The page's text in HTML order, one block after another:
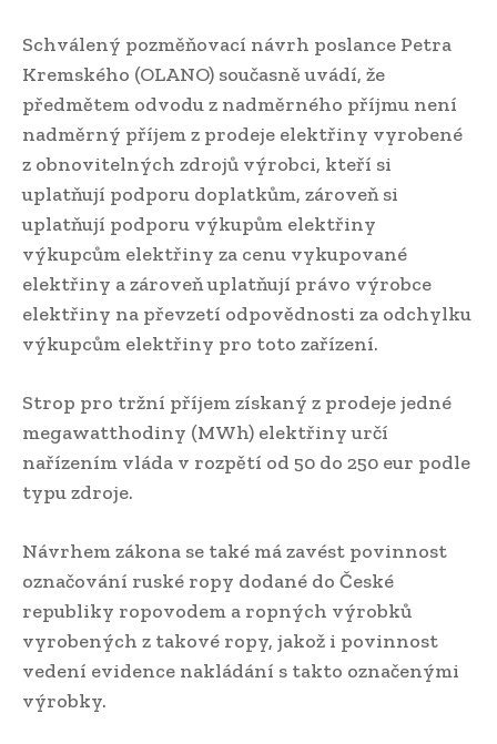
Schválený pozměňovací návrh poslance Petra
Kremského (OLANO) současně uvádí, že
předmětem odvodu z nadměrného příjmu není
nadměrný příjem z prodeje elektřiny vyrobené
z obnovitelných zdrojů výrobci, kteří si
uplatňují podporu doplatkům, zároveň si
uplatňují podporu výkupům elektřiny
výkupcům elektřiny za cenu vykupované
elektřiny a zároveň uplatňují právo výrobce
elektřiny na převzetí odpovědnosti za odchylku
výkupcům elektřiny pro toto zařízení.
Strop pro tržní příjem získaný z prodeje jedné
megawatthodiny (MWh) elektřiny určí
nařízením vláda v rozpětí od 50 do 250 eur podle
typu zdroje.
Návrhem zákona se také má zavést povinnost
označování ruské ropy dodané do České
republiky ropovodem a ropných výrobků
vyrobených z takové ropy, jakož i povinnost
vedení evidence nakládání s takto označenými
výrobky.